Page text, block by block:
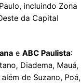
incluindo Zona
da Capital
e ABC Paulista:
Diadema, Mauá,
de Suzano, Poá,